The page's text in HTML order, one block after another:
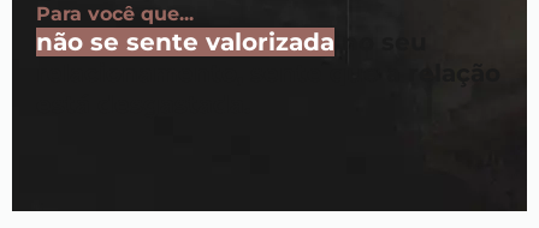
Para você que...
não se sente valorizada